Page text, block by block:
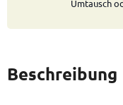
Umtausch
Beschreibung